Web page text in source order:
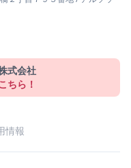
式会社
ちら！
情報